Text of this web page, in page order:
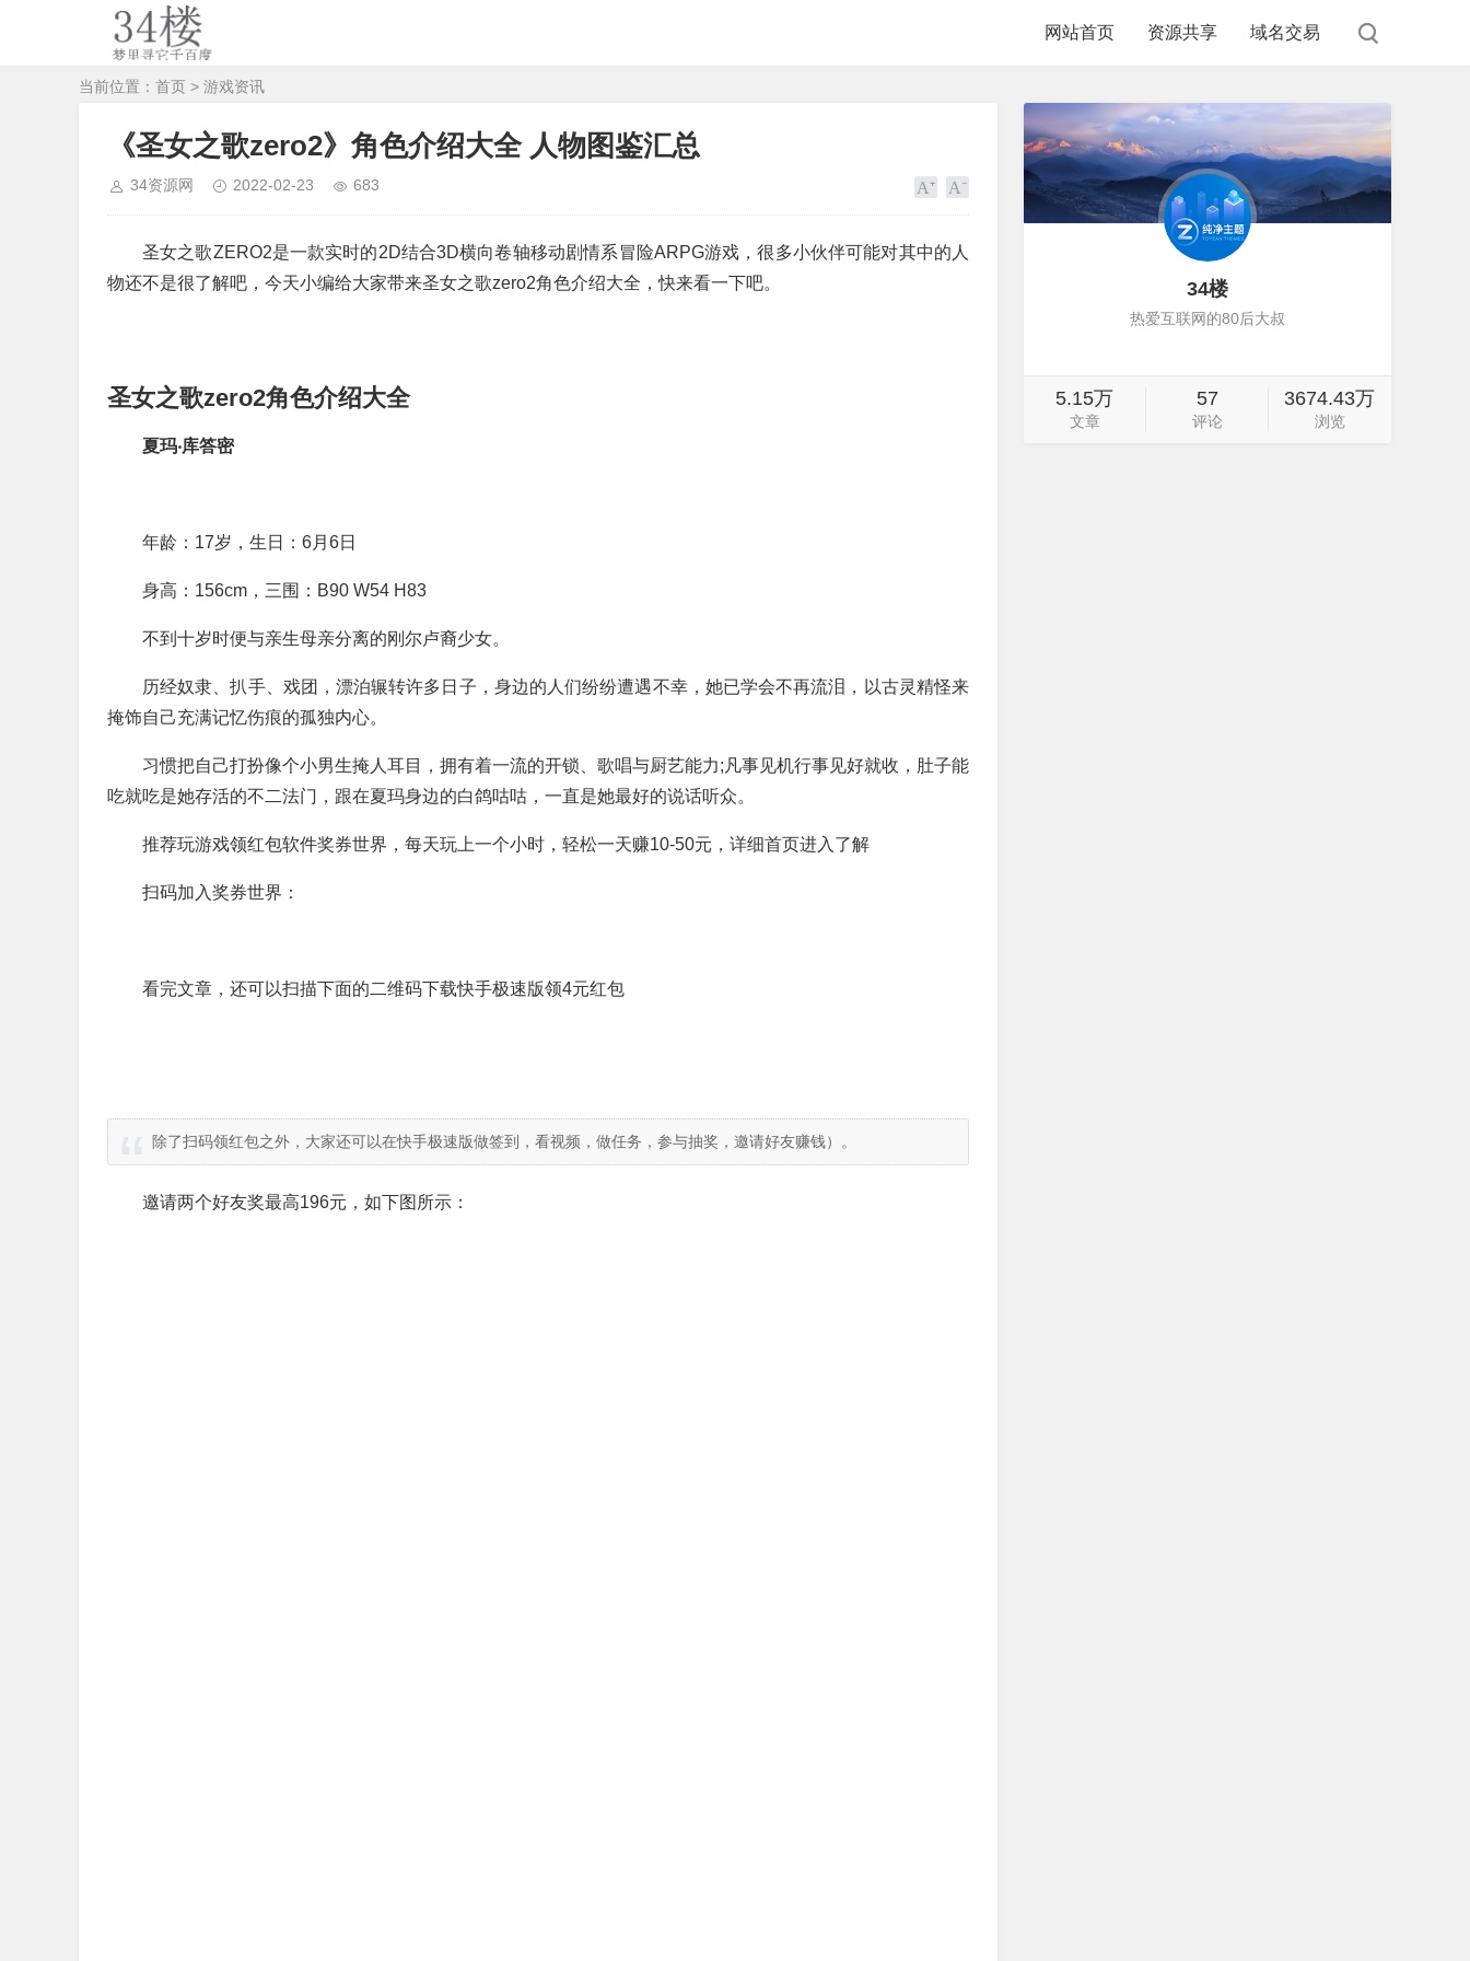
网站首页 资源共享 域名交易
当前位置： 首页 > 游戏资讯
《圣女之歌zero2》角色介绍大全 人物图鉴汇总
34资源网 2022-02-23 683
圣女之歌ZERO2是一款实时的2D结合3D横向卷轴移动剧情系冒险ARPG游戏，很多小伙伴可能对其中的人
物还不是很了解吧，今天小编给大家带来圣女之歌zero2角色介绍大全，快来看一下吧。
圣女之歌zero2角色介绍大全
夏玛‧库答密
年龄：17岁，生日：6月6日
身高：156cm，三围：B90 W54 H83
不到十岁时便与亲生母亲分离的刚尔卢裔少女。
历经奴隶、扒手、戏团，漂泊辗转许多日子，身边的人们纷纷遭遇不幸，她已学会不再流泪，以古灵精怪来
掩饰自己充满记忆伤痕的孤独内心。
习惯把自己打扮像个小男生掩人耳目，拥有着一流的开锁、歌唱与厨艺能力;凡事见机行事见好就收，肚子能
吃就吃是她存活的不二法门，跟在夏玛身边的白鸽咕咕，一直是她最好的说话听众。
推荐玩游戏领红包软件奖券世界，每天玩上一个小时，轻松一天赚10-50元，详细首页进入了解
扫码加入奖券世界：
看完文章，还可以扫描下面的二维码下载快手极速版领4元红包
除了扫码领红包之外，大家还可以在快手极速版做签到，看视频，做任务，参与抽奖，邀请好友赚钱）。
邀请两个好友奖最高196元，如下图所示：
34楼
热爱互联网的80后大叔
5.15万
文章
57
评论
3674.43万
浏览